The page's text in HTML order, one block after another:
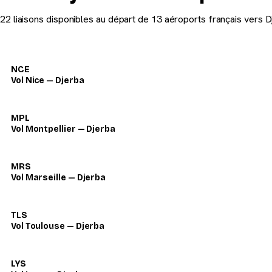
22 liaisons disponibles au départ de 13 aéroports français vers
NCE
Vol Nice — Djerba
MPL
Vol Montpellier — Djerba
MRS
Vol Marseille — Djerba
TLS
Vol Toulouse — Djerba
LYS